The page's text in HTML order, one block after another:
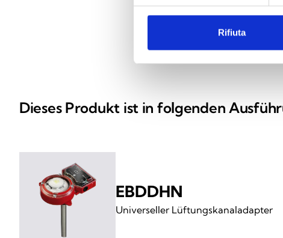
Rifiuta
Dieses Produkt ist in folgenden
EBDDHN
Universeller Lüftungskanaladapter